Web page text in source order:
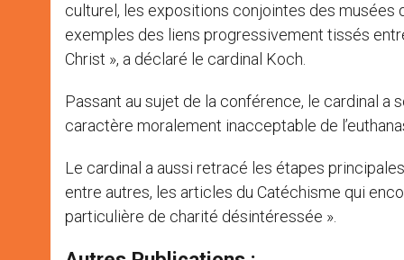
culturel, les expositions conjointes des musées
exemples des liens progressivement tissés
Christ », a déclaré le cardinal Koch.
Passant au sujet de la conférence, le cardinal a
caractère moralement inacceptable de
Le cardinal a aussi retracé les étapes
entre autres, les articles du Catéchisme qui
particulière de charité désintéressée ».